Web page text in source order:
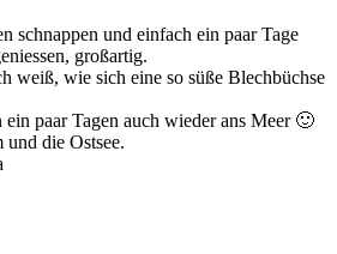
schnappen und einfach ein paar Tage
großartig.
weiß, wie sich eine so süße Blechbüchse
paar Tagen auch wieder ans Meer 🙂
und die Ostsee.